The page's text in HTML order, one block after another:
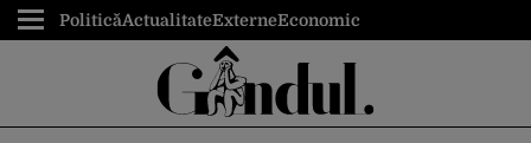
PoliticăActualitateExterneEconomic